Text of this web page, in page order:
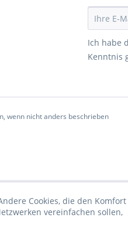
Ich habe
Kenntnis
wenn nicht anders beschrieben
Cookies, die den Komfort
vereinfachen sollen,